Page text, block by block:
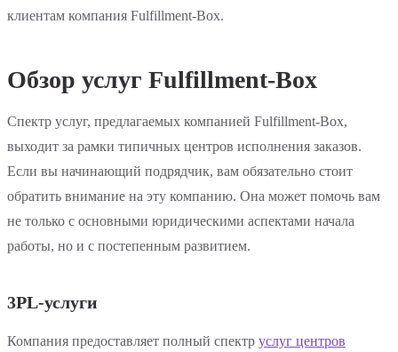
клиентам компания Fulfillment-Box.
Обзор услуг Fulfillment-Box
Спектр услуг, предлагаемых компанией Fulfillment-Box,
выходит за рамки типичных центров исполнения заказов.
Если вы начинающий подрядчик, вам обязательно стоит
обратить внимание на эту компанию. Она может помочь вам
не только с основными юридическими аспектами начала
работы, но и с постепенным развитием.
3PL-услуги
Компания предоставляет полный спектр услуг центров